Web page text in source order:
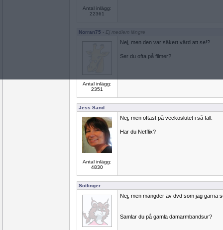
Antal inlägg:
22361
Norran75 - Ej medlem längre
Antal inlägg:
2351
Nej, men den var säkert värd att se!?
Ser du ofta på filmer?
Jess Sand
Antal inlägg:
4830
Nej, men oftast på veckoslutet i så fall.
Har du Netflix?
Sotfinger
Nej, men mängder av dvd som jag gärna
Samlar du på gamla damarmbandsur?